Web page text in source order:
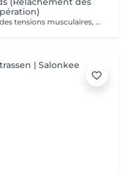
Objectif principal : Relâchement des tensions musculaires, Récupération. Massage intense ciblant les couches musculaires profondes pour soulager les tensions. Il agit directement sur les fibres musculaires, améliore la mobilité et restaure la souplesse des tissus. Véritable rituel de détente et de récupération, le massage des tissus profonds est un soin d'exception qui agit au cur des tensions musculaires. Grâce à des manuvres lentes et précises, il libère les zones de stress, relance la circulation et rééquilibre le corps en profondeur. Ce massage offre une sensation immédiate de relâchement, tout en procurant un bien-être durable et une profonde harmonisation du corps et de l'esprit. Fréquence recommandée : une séance par semaine en phase de soulagement pendant 2 à 4 semaines afin de libérer les tensions profondes et soutenir la récupération musculaire, puis une séance toutes les 3 à 4 semaines en entretien pour préserver souplesse, mobilité et confort durable.